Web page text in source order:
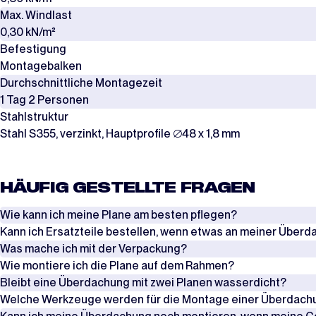
Max. Windlast
0,30 kN/m²
Befestigung
Montagebalken
Durchschnittliche Montagezeit
1 Tag 2 Personen
Stahlstruktur
Stahl S355, verzinkt, Hauptprofile ∅48 x 1,8 mm
HÄUFIG GESTELLTE FRAGEN
Wie kann ich meine Plane am besten pflegen?
Überprüfen Sie regelmäßig die Spannung der Seile, Spanngurte und
zu vermeiden.
Achten Sie außerdem darauf, dass die Lasche der Plane gut über den
Plane bei.
Kann ich Ersatzteile bestellen, wenn etwas an meiner
Ja, es ist möglich, Ersatzteile zu bestellen, wenn etwas an Ihrer
Teile in Sets an. Eine Übersicht dieser Ersatzteile pro Produkt können
Kontakt aufnehmen
Was mache ich mit der Verpackung?
Die Planen werden in Kartons verpackt, während die Rahmen in
sie nicht wiederverwenden, kann die Verpackung entsorgt werden.
Wie montiere ich die Plane auf dem Rahmen?
Es gibt zwei Möglichkeiten, die Plane auf dem Rahmen zu montieren.
Bleibt eine Überdachung mit zwei Planen wasserdicht?
Unsere Überdachungen werden in Längen von 6 Metern geliefert. Ist
Welche Werkzeuge werden für die Montage einer